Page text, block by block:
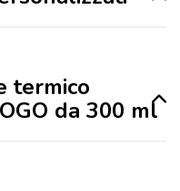
termico
da 300 ml